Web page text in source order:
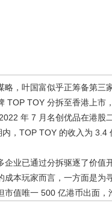
，叶国富似乎正筹备第三
TOP TOY 分拆至香港上
年 7 月名创优品在港
，TOP TOY 的收入为
企业已通过分拆驱逐了价值
本玩家而言，一方面是为
市值唯一 500 亿港币出面